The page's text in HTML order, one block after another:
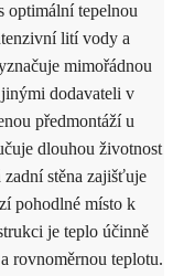
optimální tepelnou
lití vody a
mimořádnou
dodavateli v
předmontáží u
dlouhou životnost
stěna zajišťuje
pohodlné místo k
je teplo účinně
rovnoměrnou teplotu.